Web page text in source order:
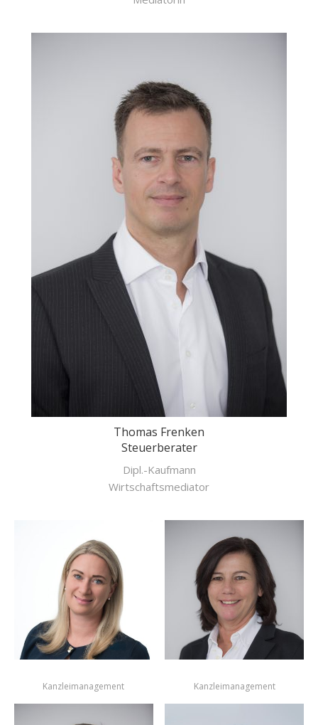
Thomas Frenken
Steuerberater
Dipl.-Kaufmann
Wirtschaftsmediator
Kanzleimanagement Kanzleimanagement